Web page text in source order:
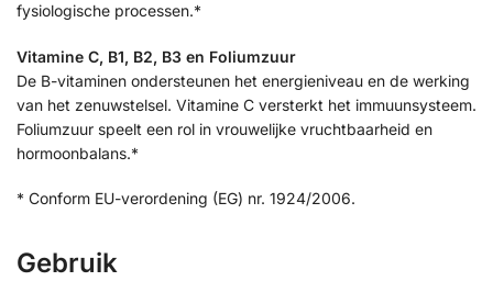
fysiologische processen.*
Vitamine C, B1, B2, B3 en Foliumzuur
De B-vitaminen ondersteunen het energieniveau en de werking
van het zenuwstelsel. Vitamine C versterkt het immuunsysteem.
Foliumzuur speelt een rol in vrouwelijke vruchtbaarheid en
hormoonbalans.*
* Conform EU-verordening (EG) nr. 1924/2006.
Gebruik